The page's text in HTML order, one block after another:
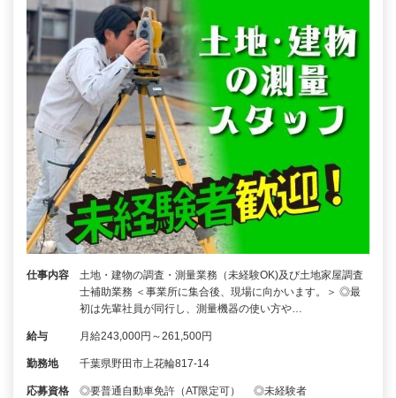
仕事内容
土地・建物の調査・測量業務（未経験OK)及び土地家屋調査
士補助業務 ＜事業所に集合後、現場に向かいます。＞ ◎最
初は先輩社員が同行し、測量機器の使い方や…
給与 月給243,000円～261,500円
勤務地 千葉県野田市上花輪817-14
応募資格 ◎要普通自動車免許（AT限定可） ◎未経験者